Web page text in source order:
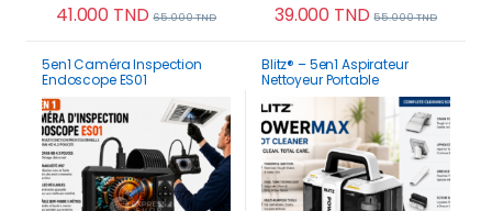
41.000 TND 65.000TND 39.000 TND 55.000TND
5en1 Caméra Inspection
Endoscope ES01
Professionnelle avec écran
HD 4.3 pouces
Blitz® – 5en1 Aspirateur
Nettoyeur Portable
Professionnel Puissant,
Silencieux maison Voiture
1500 watt